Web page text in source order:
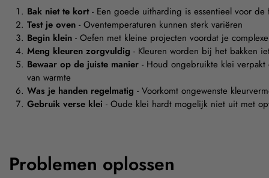
Bak niet te kort- Een goede uitharding is essentieel voor de
Test je oven - Oventemperaturen kunnen sterk variëren
Begin klein - Oefen met kleine projecten voordat je
Meng kleuren zorgvuldig - Kleuren worden bij het bakken
Bewaar op de juiste manier - Houd ongebruikte klei
van warmte
Was je handen regelmatig - Voorkomt ongewenste
Gebruik verse klei - Oude klei hardt mogelijk niet uit met
Problemen oplossen